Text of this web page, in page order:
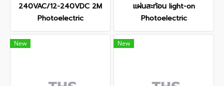
240VAC/12-240VDC 2M
Photoelectric
แผ่นสะท้อน light-on
Photoelectric
New New